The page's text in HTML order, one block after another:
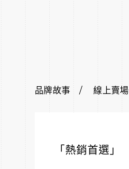
品牌故事 線上賣場
「熱銷首選」